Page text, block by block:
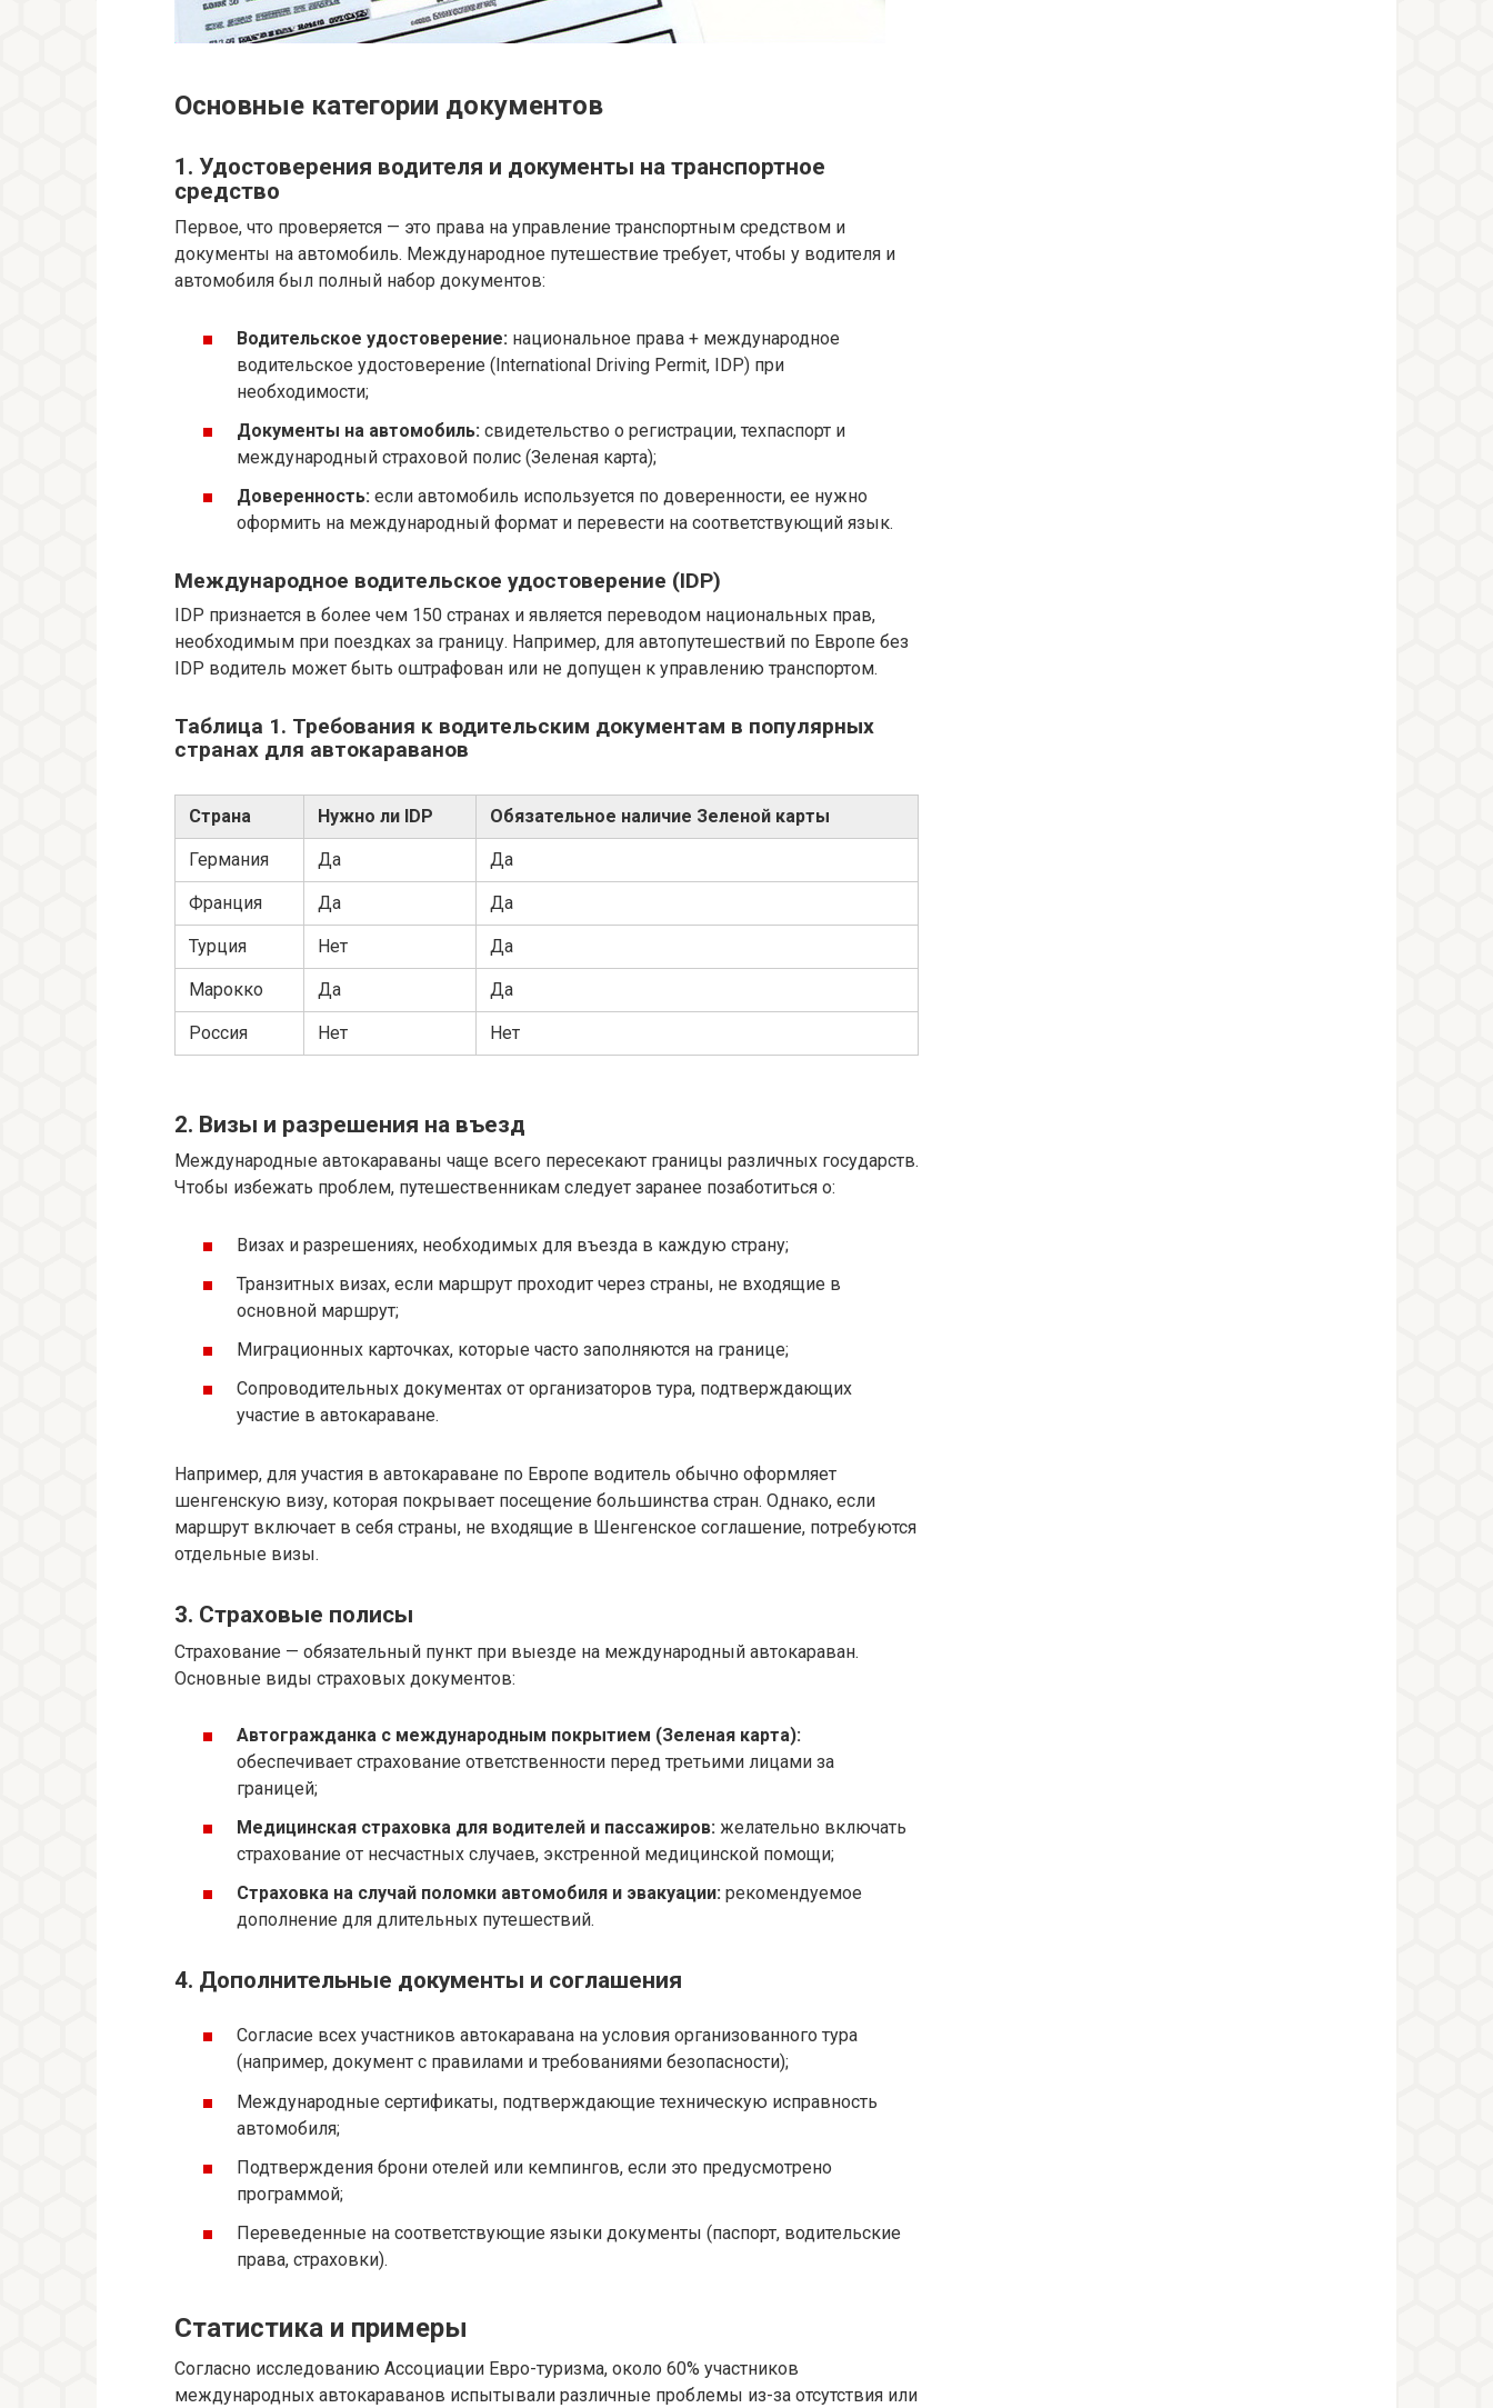
Основные категории документов
1. Удостоверения водителя и документы на транспортное
средство
Первое, что проверяется — это права на управление транспортным средством и
документы на автомобиль. Международное путешествие требует, чтобы у водителя и
автомобиля был полный набор документов:
Водительское удостоверение: национальное права + международное
водительское удостоверение (International Driving Permit, IDP) при
необходимости;
Документы на автомобиль: свидетельство о регистрации, техпаспорт и
международный страховой полис (Зеленая карта);
Доверенность: если автомобиль используется по доверенности, ее нужно
оформить на международный формат и перевести на соответствующий язык.
Международное водительское удостоверение (IDP)
IDP признается в более чем 150 странах и является переводом национальных прав,
необходимым при поездках за границу. Например, для автопутешествий по Европе без
IDP водитель может быть оштрафован или не допущен к управлению транспортом.
Таблица 1. Требования к водительским документам в популярных
странах для автокараванов
Страна Нужно ли IDP Обязательное наличие Зеленой карты
Германия Да Да
Франция Да Да
Турция Нет Да
Марокко Да Да
Россия Нет Нет
2. Визы и разрешения на въезд
Международные автокараваны чаще всего пересекают границы различных государств.
Чтобы избежать проблем, путешественникам следует заранее позаботиться о:
Визах и разрешениях, необходимых для въезда в каждую страну;
Транзитных визах, если маршрут проходит через страны, не входящие в
основной маршрут;
Миграционных карточках, которые часто заполняются на границе;
Сопроводительных документах от организаторов тура, подтверждающих
участие в автокараване.
Например, для участия в автокараване по Европе водитель обычно оформляет
шенгенскую визу, которая покрывает посещение большинства стран. Однако, если
маршрут включает в себя страны, не входящие в Шенгенское соглашение, потребуются
отдельные визы.
3. Страховые полисы
Страхование — обязательный пункт при выезде на международный автокараван.
Основные виды страховых документов:
Автогражданка с международным покрытием (Зеленая карта):
обеспечивает страхование ответственности перед третьими лицами за
границей;
Медицинская страховка для водителей и пассажиров: желательно включать
страхование от несчастных случаев, экстренной медицинской помощи;
Страховка на случай поломки автомобиля и эвакуации: рекомендуемое
дополнение для длительных путешествий.
4. Дополнительные документы и соглашения
Согласие всех участников автокаравана на условия организованного тура
(например, документ с правилами и требованиями безопасности);
Международные сертификаты, подтверждающие техническую исправность
автомобиля;
Подтверждения брони отелей или кемпингов, если это предусмотрено
программой;
Переведенные на соответствующие языки документы (паспорт, водительские
права, страховки).
Статистика и примеры
Согласно исследованию Ассоциации Евро-туризма, около 60% участников
международных автокараванов испытывали различные проблемы из-за отсутствия или